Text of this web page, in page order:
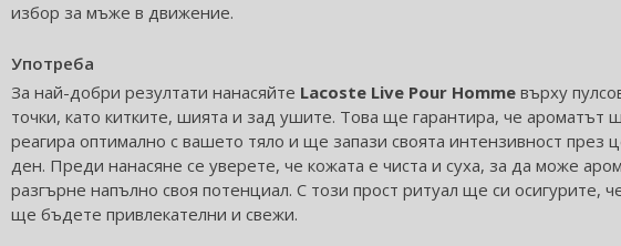
избор за мъже в движение.
Употреба
За най-добри резултати нанасяйте Lacoste Live Pour Homme върху
точки, като китките, шията и зад ушите. Това ще гарантира, че ароматът
реагира оптимално с вашето тяло и ще запази своята интензивност през
ден. Преди нанасяне се уверете, че кожата е чиста и суха, за да може
разгърне напълно своя потенциал. С този прост ритуал ще си осигурите,
ще бъдете привлекателни и свежи.